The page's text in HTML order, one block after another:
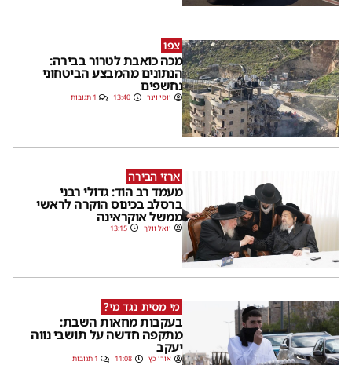
צפו
מכה כואבת לטרור בבירה:
הנתונים מהמבצע הביטחוני
נחשפים
יוסי וינר 13:40 1 תגובות
ארזי הבירה
מעמד רב הוד: גדולי רבני
ברסלב בכינוס הוקרה לראשי
ממשל אוקראינה
יואל וולך 13:15
מי מסית נגד מי?
בעקבות מחאות השבת:
מתקפה חדשה על תושבי נווה
יעקב
אורי כץ 11:08 1 תגובות